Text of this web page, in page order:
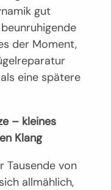
gut
der Moment,
eine spätere
– kleines
Klang
Tausende von
allmählich,